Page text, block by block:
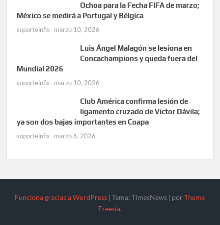
Ochoa para la Fecha FIFA de marzo;
México se medirá a Portugal y Bélgica
soporteinfix marzo 10, 2026
Luis Ángel Malagón se lesiona en
Concachampions y queda fuera del
Mundial 2026
soporteinfix marzo 10, 2026
Club América confirma lesión de
ligamento cruzado de Victor Dávila;
ya son dos bajas importantes en Coapa
soporteinfix marzo 6, 2026
Funciona gracias a WordPress |Tema: TimesNews | porTheme
Freesia.